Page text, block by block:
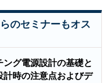
のセミナーもオス
ング電源設計の基礎と
計時の注意点およびデ